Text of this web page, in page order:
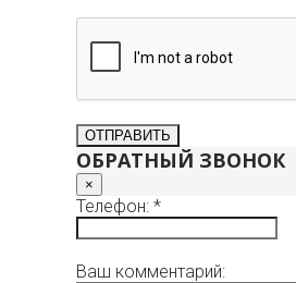
ОБРАТНЫЙ ЗВОНОК
×
Телефон: *
Ваш комментарий: